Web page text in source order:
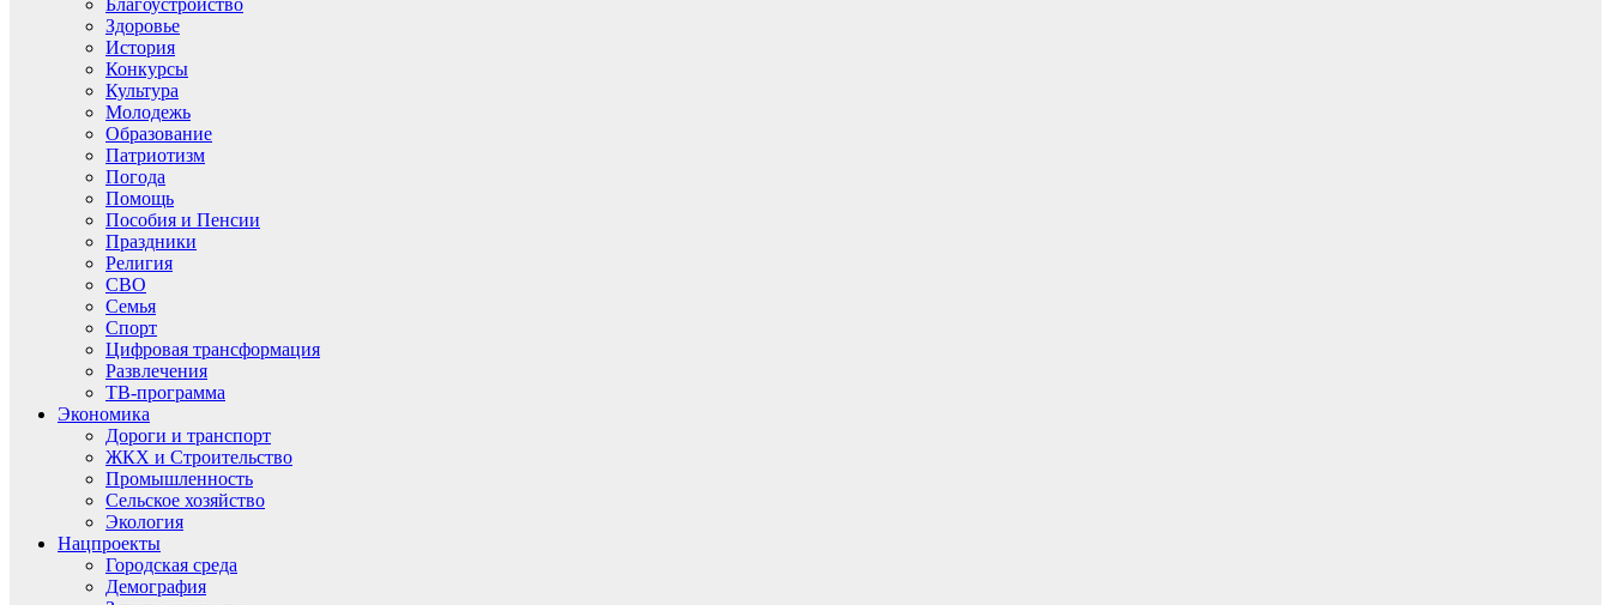
Благоустройство
Здоровье
История
Конкурсы
Культура
Молодежь
Образование
Патриотизм
Погода
Помощь
Пособия и Пенсии
Праздники
Религия
СВО
Семья
Спорт
Цифровая трансформация
Развлечения
ТВ-программа
Экономика
Дороги и транспорт
ЖКХ и Строительство
Промышленность
Сельское хозяйство
Экология
Нацпроекты
Городская среда
Демография